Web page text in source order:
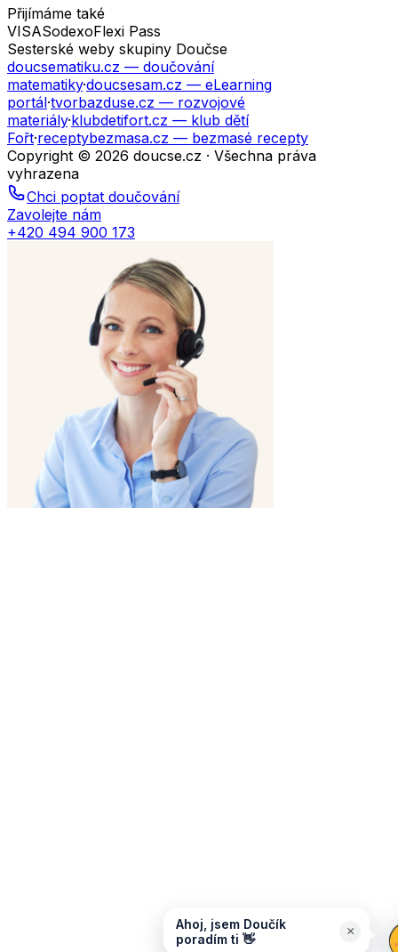
Přijímáme také
VISASodexoFlexi Pass
Sesterské weby skupiny Doučse
doucsematiku.cz — doučování
matematiky·doucsesam.cz — eLearning
portál·tvorbazduse.cz — rozvojové
materiály·klubdetifort.cz — klub dětí
Fořt·receptybezmasa.cz — bezmasé recepty
Copyright © 2026 doucse.cz · Všechna práva
vyhrazena
Chci poptat doučování
Zavolejte nám
+420 494 900 173
Ahoj, jsem Doučík
poradím ti 👋
×